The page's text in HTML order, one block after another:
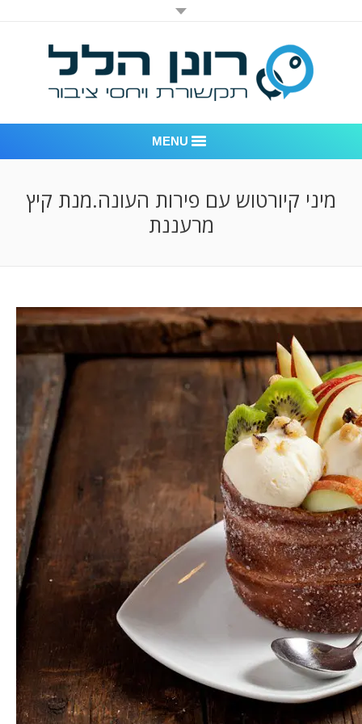
MENU
אודות החברה
חדר חדשות
המלצות
ניהול מוניטין
צור קשר
מיני קיורטוש עם פירות העונה.מנת קיץ
מרעננת